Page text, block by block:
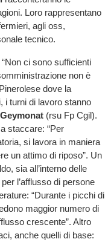
Loro rappresentano
agli oss,
tecnico.
ci sono sufficienti
non è
dove la
i turni di lavoro stanno
(rsu Fp Cgil).
staccare: “Per
si lavora in maniera
un attimo di riposo”. Un
sia all’interno delle
l’afflusso di persone
“Durante i picchi di
maggior numero di
crescente”. Altro
anche quelli di base: